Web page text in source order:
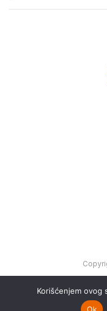
Korišćenjem ovog
Ok